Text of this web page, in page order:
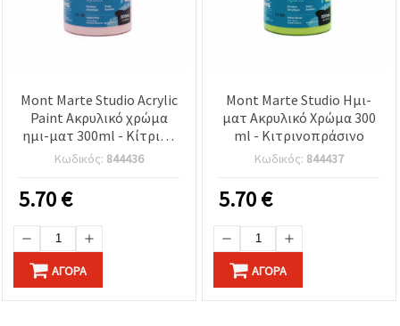
Mont Marte Studio Acrylic
Paint Ακρυλικό χρώμα
ημι-ματ 300ml - Κίτρινο
ροζ
Κωδικός: 844436
5.70€
ΑΓΟΡΆ
Mont Marte Studio Ημι-
ματ Ακρυλικό Χρώμα 300
ml - Κιτρινοπράσινο
Κωδικός: 844437
5.70€
ΑΓΟΡΆ